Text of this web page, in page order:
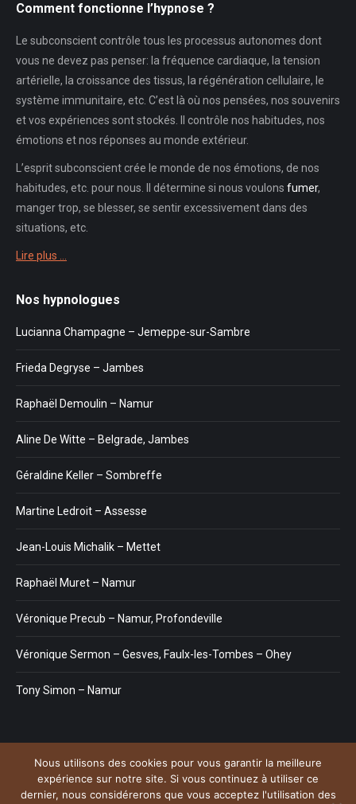
Comment fonctionne l’hypnose ?
Le subconscient contrôle tous les processus autonomes dont
vous ne devez pas penser: la fréquence cardiaque, la tension
artérielle, la croissance des tissus, la régénération cellulaire, le
système immunitaire, etc. C’est là où nos pensées, nos souvenirs
et vos expériences sont stockés. Il contrôle nos habitudes, nos
émotions et nos réponses au monde extérieur.
L’esprit subconscient crée le monde de nos émotions, de nos
habitudes, etc. pour nous. Il détermine si nous voulons fumer,
manger trop, se blesser, se sentir excessivement dans des
situations, etc.
Lire plus …
Nos hypnologues
Lucianna Champagne – Jemeppe-sur-Sambre
Frieda Degryse – Jambes
Raphaël Demoulin – Namur
Aline De Witte – Belgrade, Jambes
Géraldine Keller – Sombreffe
Martine Ledroit – Assesse
Jean-Louis Michalik – Mettet
Raphaël Muret – Namur
Véronique Precub – Namur, Profondeville
Véronique Sermon – Gesves, Faulx-les-Tombes – Ohey
Tony Simon – Namur
Menu
Copyright © 2026Plateforme de l'Hypnose de la province de Namur.
Tous droits réservés. Powered byPrivium – Des services qui
Nous utilisons des cookies pour vous garantir la meilleure
expérience sur notre site. Si vous continuez à utiliser ce
dernier, nous considérerons que vous acceptez l'utilisation des